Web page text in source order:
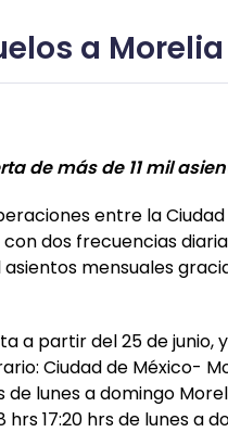
a Morelia
de más de 11 mil
entre la
dos frecuencias
mensuales
a partir del 25 de junio,
Ciudad de México-
de lunes a domingo
hrs 17:20 hrs de lunes a